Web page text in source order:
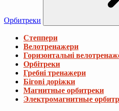
Орбитреки
Степпери
Велотренажери
Горизонтальні
Орбітреки
Гребні тренажери
Бігові доріжки
Магнитные орбитреки
Электромагнитные